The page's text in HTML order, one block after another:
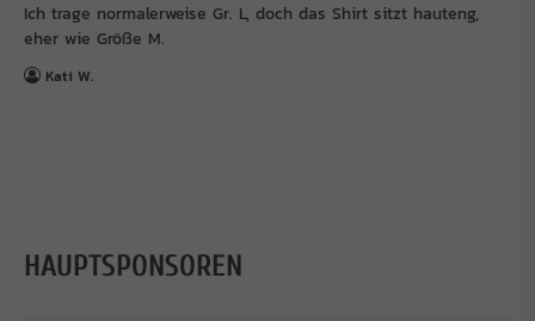
Ich trage normalerweise Gr. L, doch das Shirt sitzt hauteng,
eher wie Größe M.
Kati W.
HAUPTSPONSOREN